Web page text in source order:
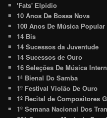
'Fats' Elpidio
10 Anos De Bossa Nova
100 Anos De Música
14 Bis
14 Sucessos da Juventude
14 Sucessos de Ouro
16 Seleções De Música
1ª Bienal Do Samba
1º Festival Violão De Ouro
1º Recital de Compositores
1º Semana Nacional Dos